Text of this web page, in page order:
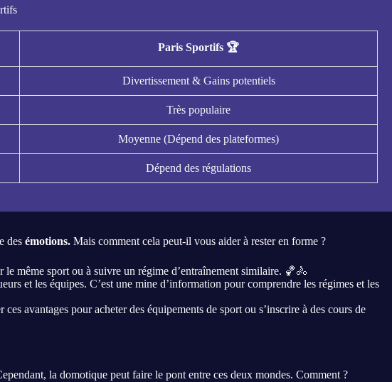
Paris Sportifs 🏆
Divertissement & Gains potentiels
Très populaire
Moyenne (Dépend des plateformes)
Dépend des régulations
des émotions. Mais comment cela peut-il vous aider à rester en forme ?
même sport ou à suivre un régime d’entraînement similaire. 🏀🚴
et les équipes. C’est une mine d’information pour comprendre les régimes et les
avantages pour acheter des équipements de sport ou s’inscrire à des cours de
la domotique peut faire le pont entre ces deux mondes. Comment ?